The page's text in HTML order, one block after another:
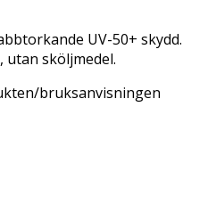
UV-50+ skydd.
utan sköljmedel.
bruksanvisningen